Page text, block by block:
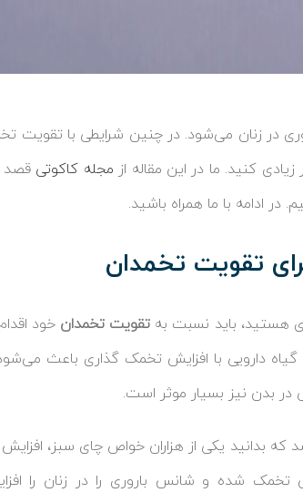
در زنان می‌شود. در چنین شرایطی با تقویت
کنید. ما در این مقاله از مجله کاکوتی قصد
ادامه با ما همراه باشید.
تقویت تخمدان
هستید، باید نسبت به تقویت تخمدان خود
دارویی با افزایش تخمک‌ گذاری باعث می‌شود
در بدن نیز بسیار موثر است.
که بدانید یکی از هزاران خواص چای سبز،
تخمک شده و شانس باروری را در زنان را